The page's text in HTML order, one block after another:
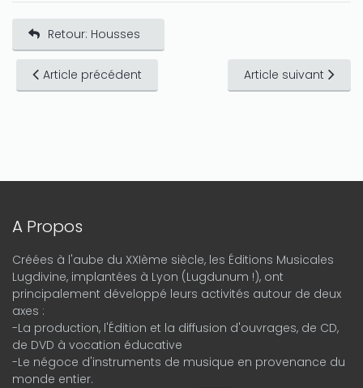
Retour: Housses
Article précédent Article suivant
A Propos
Créées à l'aube du XXIème siècle, les Éditions Musicales
Lugdivine, implantées à Lyon (Lugdunum !), ont
principalement développé leurs activités autour de deux
axes :
-La production, l'Édition et la diffusion d'ouvrages, de CD,
de DVD à vocation éducative
-Le négoce d'instruments de musique en provenance du
monde entier.